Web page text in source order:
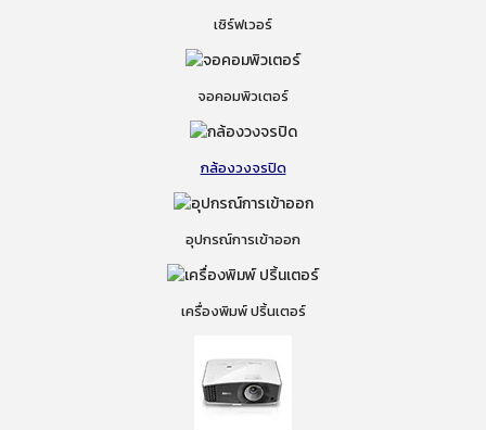
เซิร์ฟเวอร์
จอคอมพิวเตอร์
กล้องวงจรปิด
อุปกรณ์การเข้าออก
เครื่องพิมพ์ ปริ้นเตอร์